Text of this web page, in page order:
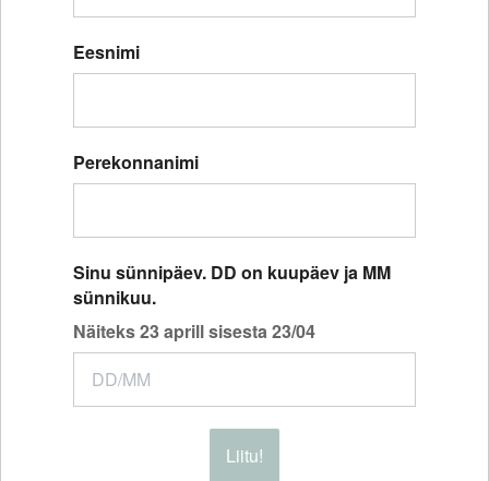
Eesnimi
Perekonnanimi
Sinu sünnipäev. DD on kuupäev ja MM
sünnikuu.
Näiteks 23 aprill sisesta 23/04
Liitu!